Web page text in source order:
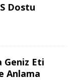
Dostu
Geniz Eti
Anlama